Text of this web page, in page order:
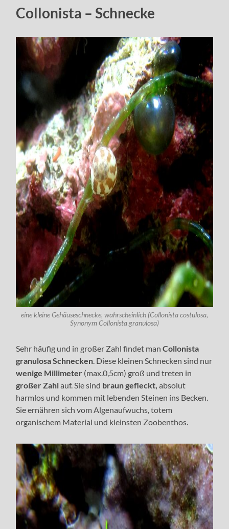
Collonista – Schnecke
eine kleine Gehäuseschnecke, wahrscheinlich (Collonista costulosa,
Synonym Collonista granulosa)
Sehr häufig und in großer Zahl findet manCollonista
granulosa Schnecken. Diese kleinen Schnecken sind nur
wenige Millimeter (max.0,5cm) groß und treten in
großer Zahlauf. Sie sind braun gefleckt,absolut
harmlos und kommen mit lebenden Steinen ins Becken.
Sie ernähren sich vom Algenaufwuchs, totem
organischem Material und kleinsten Zoobenthos.